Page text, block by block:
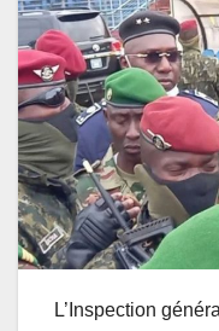
L’Inspection